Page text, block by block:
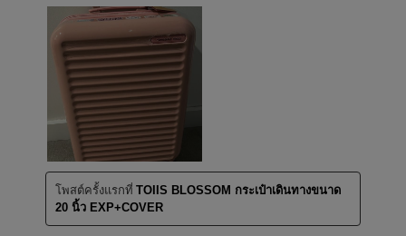
โพสต์ครั้งแรกที่ TOIIS BLOSSOM กระเป๋าเดินทางขนาด
20 นิ้ว EXP+COVER